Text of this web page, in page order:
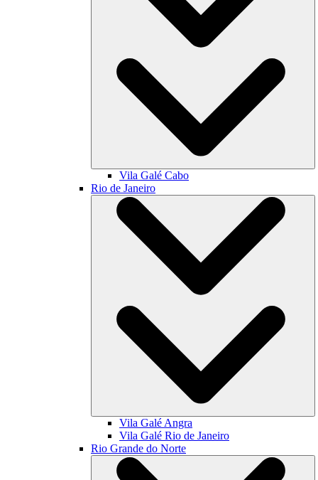
Vila Galé Cabo
Rio de Janeiro
Vila Galé Angra
Vila Galé Rio de Janeiro
Rio Grande do Norte